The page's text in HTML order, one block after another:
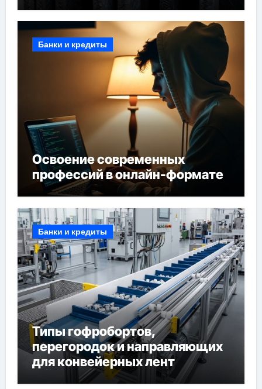
Банки и кредиты
Освоение современных
профессий в онлайн-формате
Банки и кредиты
Типы гофробортов,
перегородок и направляющих
для конвейерных лент